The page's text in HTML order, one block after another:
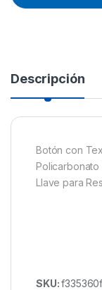
Descripción
Botón con
Policarbonato
Llave para
SKU: